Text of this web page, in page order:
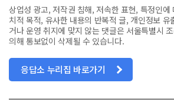
상업성 광고, 저작권 침해, 저속한 표현, 특정인에
치적 목적, 유사한 내용의 반복적 글, 개인정보 유
거나 운영 취지에 맞지 않는 댓글은 서울특별시
의해 통보없이 삭제될 수 있습니다.
응답소 누리집 바로가기